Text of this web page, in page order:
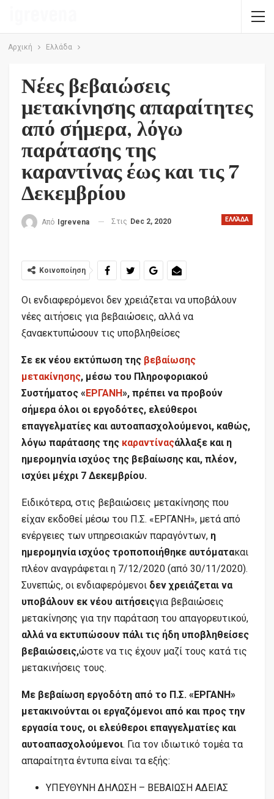
Αρχική Ελλάδα
Νέες βεβαιώσεις
μετακίνησης απαραίτητες
από σήμερα, λόγω
παράτασης της
καραντίνας έως και τις 7
Δεκεμβρίου
ΕΛΛΆΔΑ
Από Igrevena Στις Dec 2, 2020
Κοινοποίηση
Οι ενδιαφερόμενοι δεν χρειάζεται να υποβάλουν
νέες αιτήσεις για βεβαιώσεις, αλλά να
ξαναεκτυπώσουν τις υποβληθείσες
Σε εκ νέου εκτύπωση της βεβαίωσης
μετακίνησης, μέσω του Πληροφοριακού
Συστήματος « ΕΡΓΑΝΗ », πρέπει να προβούν
σήμερα όλοι οι εργοδότες, ελεύθεροι
επαγγελματίες και αυτοαπασχολούμενοι, καθώς,
λόγω παράτασης της καραντίναςάλλαξε και η
ημερομηνία ισχύος της βεβαίωσης και, πλέον,
ισχύει μέχρι 7 Δεκεμβρίου.
Ειδικότερα, στις βεβαιώσεις μετακίνησης που
είχαν εκδοθεί μέσω του Π.Σ. «ΕΡΓΑΝΗ», μετά από
ενέργειες των υπηρεσιακών παραγόντων, η
ημερομηνία ισχύος τροποποιήθηκε αυτόματακαι
πλέον αναγράφεται η 7/12/2020 (από 30/11/2020).
Συνεπώς, οι ενδιαφερόμενοι δεν χρειάζεται να
υποβάλουν εκ νέου αιτήσειςγια βεβαιώσεις
μετακίνησης για την παράταση του απαγορευτικού,
αλλά να εκτυπώσουν πάλι τις ήδη υποβληθείσες
βεβαιώσεις,ώστε να τις έχουν μαζί τους κατά τις
μετακινήσεις τους.
Με βεβαίωση εργοδότη από το Π.Σ. «ΕΡΓΑΝΗ»
μετακινούνται οι εργαζόμενοι από και προς την
εργασία τους, οι ελεύθεροι επαγγελματίες και
αυτοαπασχολούμενοι. Για τον ιδιωτικό τομέα τα
απαραίτητα έντυπα είναι τα εξής:
ΥΠΕΥΘΥΝΗ ΔΗΛΩΣΗ – ΒΕΒΑΙΩΣΗ ΑΔΕΙΑΣ